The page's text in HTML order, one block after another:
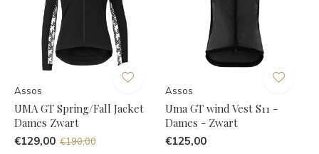
Assos
UMA GT Spring/Fall Jacket
Dames Zwart
€129,00 €190,00
Assos
Uma GT wind Vest S11 -
Dames - Zwart
€125,00